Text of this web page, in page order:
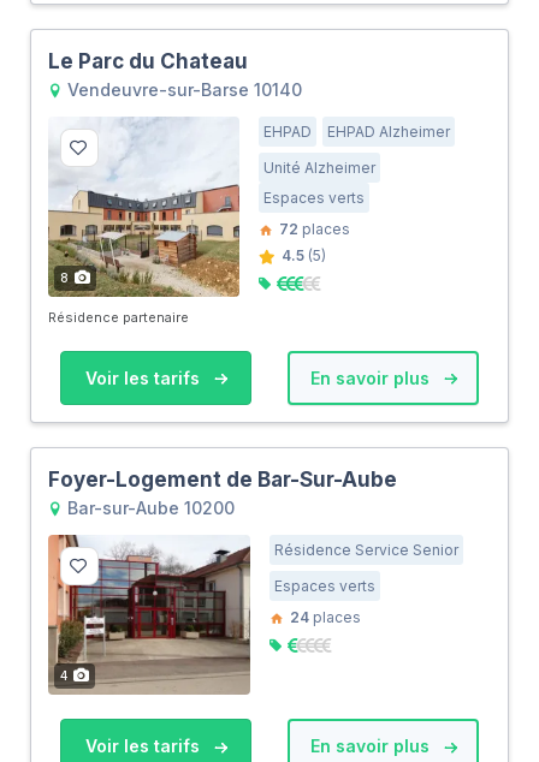
Le Parc du Chateau
Vendeuvre-sur-Barse 10140
8
EHPAD
EHPAD Alzheimer
Unité Alzheimer
Espaces verts
72 places
4.5 (5)
Résidence partenaire
Voir les tarifs En savoir plus
Foyer-Logement de Bar-Sur-Aube
Bar-sur-Aube 10200
4
Résidence Service Senior
Espaces verts
24 places
Voir les tarifs En savoir plus